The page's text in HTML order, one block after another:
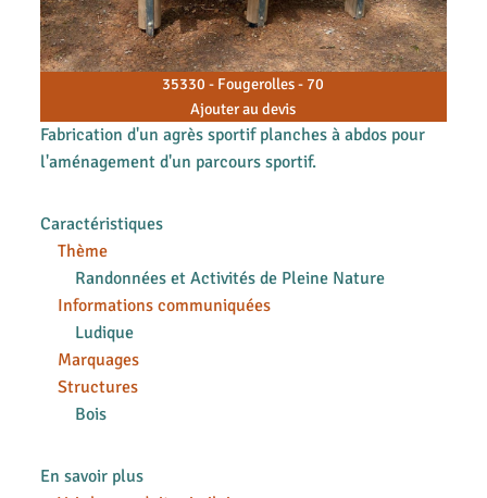
35330 - Fougerolles - 70
Ajouter au devis
Fabrication d'un agrès sportif planches à abdos pour
l'aménagement d'un parcours sportif.
Caractéristiques
Thème
Randonnées et Activités de Pleine Nature
Informations communiquées
Ludique
Marquages
Structures
Bois
En savoir plus